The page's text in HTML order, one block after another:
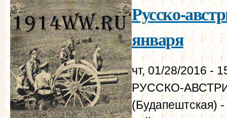
Русско-
января
чт, 01/28/2016 -
РУССКО-
(Будапештская)